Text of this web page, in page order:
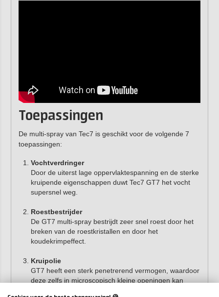
Toepassingen
De multi-spray van Tec7 is geschikt voor de volgende 7
toepassingen:
Vochtverdringer
Door de uiterst lage oppervlaktespanning en de sterke
kruipende eigenschappen duwt Tec7 GT7 het vocht
supersnel weg.
Roestbestrijder
De GT7 multi-spray bestrijdt zeer snel roest door het
breken van de roestkristallen en door het
koudekrimpeffect.
Kruipolie
GT7 heeft een sterk penetrerend vermogen, waardoor
deze zelfs in microscopisch kleine openingen kan